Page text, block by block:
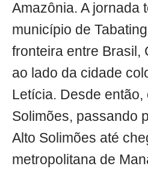
Amazônia. A jornada
município de
fronteira entre Brasil,
ao lado da cidade
Letícia. Desde
Solimões, passando
Alto Solimões até
metropolitana de